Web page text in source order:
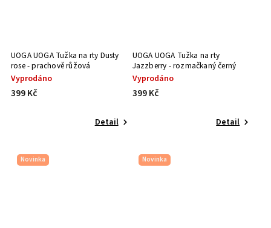
UOGA UOGA Tužka na rty Dusty
rose - prachově růžová
Vyprodáno
399 Kč
Detail
UOGA UOGA Tužka na rty
Jazzberry - rozmačkaný černý
rybíz
Vyprodáno
399 Kč
Detail
Novinka Novinka